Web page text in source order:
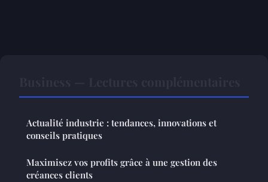
Actualité industrie : tendances, innovations et
conseils pratiques
Maximisez vos profits grâce à une gestion des
créances clients